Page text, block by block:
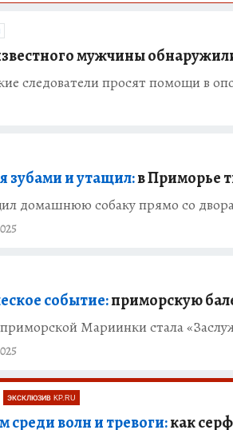
мужчины
следователи просят помощи в
зубами и утащил:в Приморье
домашнюю собаку прямо со
событие:приморскую
Мариинки стала
ЭКСКЛЮЗИВ KP.RU
среди волн и тревоги:как